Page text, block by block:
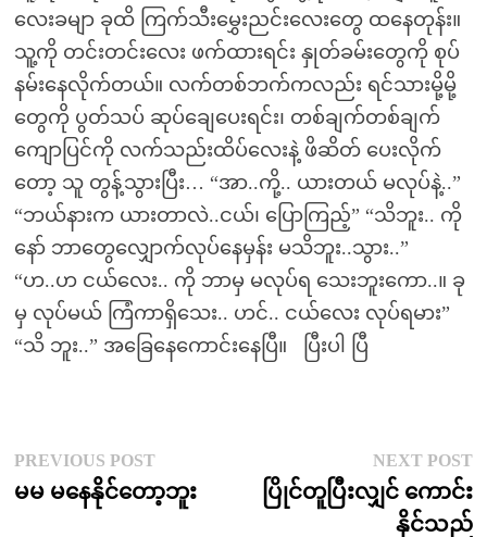
လေးခမျာ ခုထိ ကြက်သီးမွှေးညင်းလေးတွေ ထနေတုန်း။
သူ့ကို တင်းတင်းလေး ဖက်ထားရင်း နှုတ်ခမ်းတွေကို စုပ်
နမ်းနေလိုက်တယ်။ လက်တစ်ဘက်ကလည်း ရင်သားမို့မို့
တွေကို ပွတ်သပ် ဆုပ်ချေပေးရင်း၊ တစ်ချက်တစ်ချက်
ကျောပြင်ကို လက်သည်းထိပ်လေးနဲ့ ဖိဆိတ် ပေးလိုက်
တော့ သူ တွန့်သွားပြီး… “အာ..ကို့.. ယားတယ် မလုပ်နဲ့..”
“ဘယ်နားက ယားတာလဲ..ငယ်၊ ပြောကြည့်” “သိဘူး.. ကို
နော် ဘာတွေလျှောက်လုပ်နေမှန်း မသိဘူး..သွား..”
“ဟ..ဟ ငယ်လေး.. ကို ဘာမှ မလုပ်ရ သေးဘူးကော..။ ခု
မှ လုပ်မယ် ကြံကာရှိသေး.. ဟင်.. ငယ်လေး လုပ်ရမား”
“သိ ဘူး..” အခြေနေကောင်းနေပြီ။ ပြီးပါ ပြီ
Post
navigation
PREVIOUS POSTPrevious
post:
မမ မနေနိုင်တော့ဘူး
NEXT POST
ပြိုင်တူပြီးလျှင် ကောင်း
နိုင်သည်